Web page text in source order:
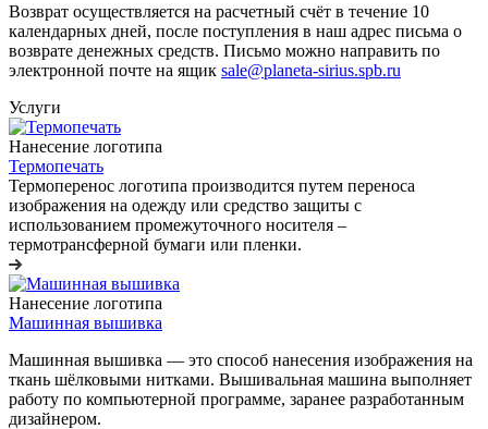
Возврат осуществляется на расчетный счёт в течение 10
календарных дней, после поступления в наш адрес письма о
возврате денежных средств. Письмо можно направить по
электронной почте на ящик sale@planeta-sirius.spb.ru
Услуги
Нанесение логотипа
Термопечать
Термоперенос логотипа производится путем переноса
изображения на одежду или средство защиты с
использованием промежуточного носителя –
термотрансферной бумаги или пленки.
Нанесение логотипа
Машинная вышивка
Машинная вышивка — это способ нанесения изображения на
ткань шёлковыми нитками. Вышивальная машина выполняет
работу по компьютерной программе, заранее разработанным
дизайнером.